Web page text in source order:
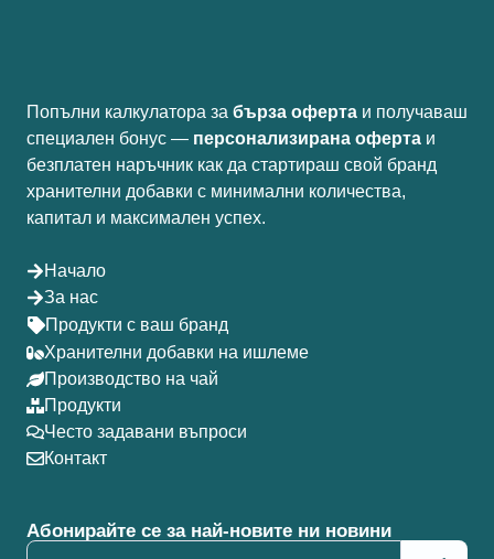
Попълни калкулатора за бърза оферта и получаваш
специален бонус — персонализирана оферта и
безплатен наръчник как да стартираш свой бранд
хранителни добавки с минимални количества,
капитал и максимален успех.
Начало
За нас
Продукти с ваш бранд
Хранителни добавки на ишлеме
Производство на чай
Продукти
Често задавани въпроси
Контакт
Абонирайте се за най-новите ни новини